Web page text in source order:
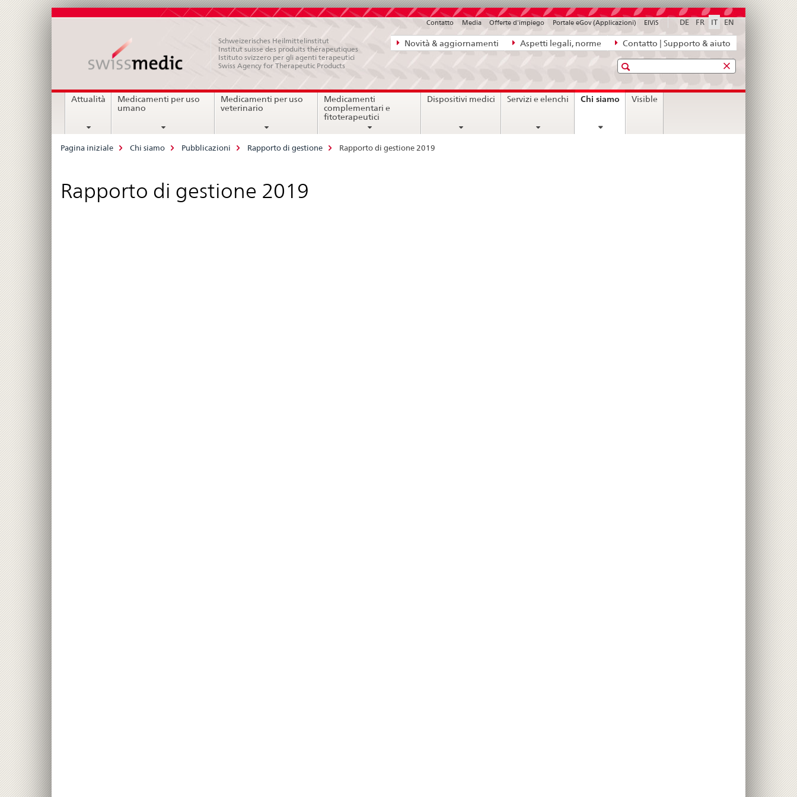
Navigazione
diretta:
aspetti
Novità & aggiornamenti Aspetti legali, norme Contatto | Supporto & aiuto
DE FR IT EN
Contatto Media Offerte d'impiego Portale eGov (Applicazioni) ElViS
Schweizerisches Heilmittelinstitut
Institut suisse des produits thérapeutiques
Istituto svizzero per gli agenti terapeutici
Swiss Agency for Therapeutic Products
Ricerca
Navigation
Attualità
Medicamenti per uso
umano
Medicamenti per uso
veterinario
Medicamenti
complementari e
fitoterapeutici
Dispositivi medici Servizi e elenchi Chi siamocurrent
Visible
Breadcrumb
Pagina iniziale Chi siamo Pubblicazioni Rapporto di gestione Rapporto di gestione 2019
Rapporto di gestione 2019